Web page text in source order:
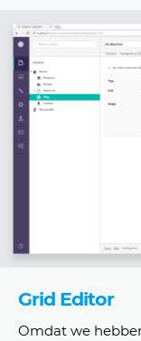
Grid Editor
Omdat we